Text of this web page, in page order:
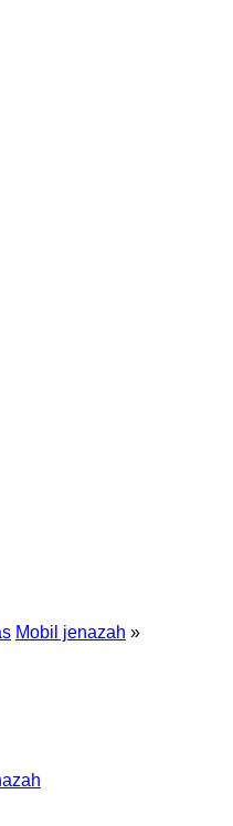
Mobil jenazah »